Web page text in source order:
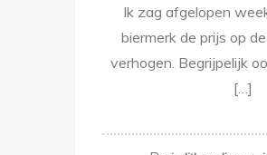
Ik zag afgelopen
biermerk de prijs op
verhogen. Begrijpelijk
[…]